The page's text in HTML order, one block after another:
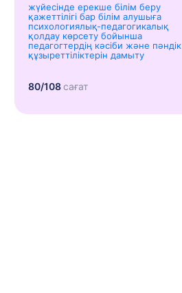
жүйесінде ерекше білім беру
қажеттілігі бар білім алушыға
психологиялық-педагогикалық
қолдау көрсету бойынша
педагогтердің кәсіби және пәндік
құзыреттіліктерін дамыту
80/108сағат